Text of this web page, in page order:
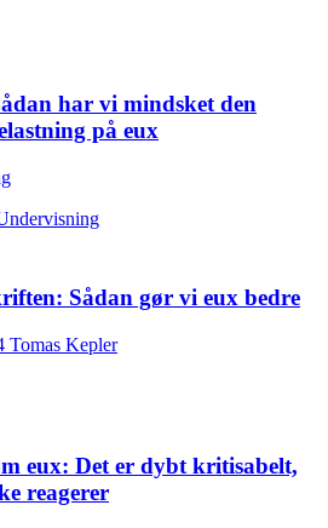
har vi mindsket den
på eux
Sådan gør vi eux bedre
eux: Det er dybt kritisabelt,
reagerer